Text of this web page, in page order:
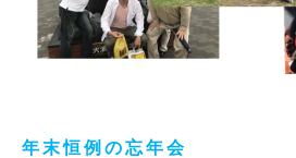
年末恒例の忘年会